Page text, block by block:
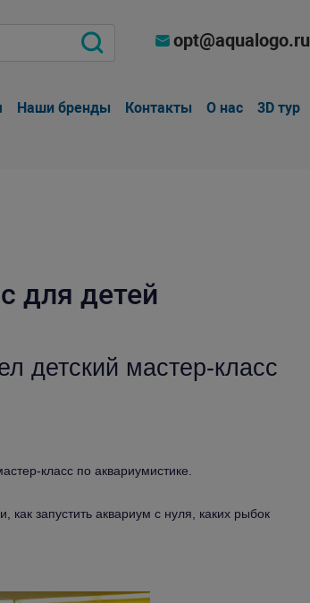
opt@aqualogo.ru
Наши бренды Контакты О нас 3D тур
для детей
детский мастер-класс
класс по аквариумистике.
запустить аквариум с нуля, каких рыбок